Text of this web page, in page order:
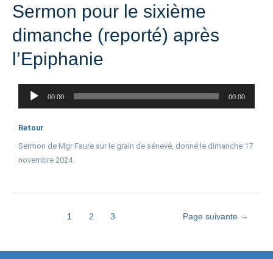
Sermon pour le sixième
dimanche (reporté) après
l’Epiphanie
Lecteur
00:00 00:00
Retour
Sermon de Mgr Faure sur le grain de sénevé, donné le dimanche 17
novembre 2024.
1 2 3 Page suivante →